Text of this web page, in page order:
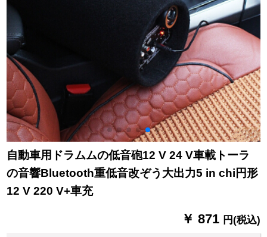
自動車用ドラムムの低音砲12 V 24 V車載トーラ
の音響Bluetooth重低音改ぞう大出力5 in chi円形
12 V 220 V+車充
￥ 871 円(税込)